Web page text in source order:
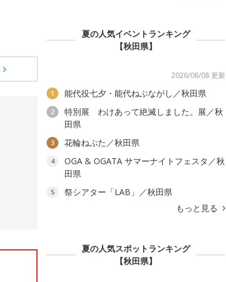
夏の人気イベントランキング
【秋田県】
2026/08/08 更新
1 能代役七夕・能代ねぶながし／秋田県
2
特別展 わけあって絶滅しました。展／秋
田県
3 花輪ねぷた／秋田県
4
OGA & OGATA サマーナイトフェスタ／秋
田県
5
祭シアター「LAB」／秋田県
もっと見る
夏の人気スポットランキング
【秋田県】